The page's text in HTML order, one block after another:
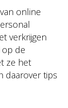
online
verkrijgen
op de
ze het
daarover tips